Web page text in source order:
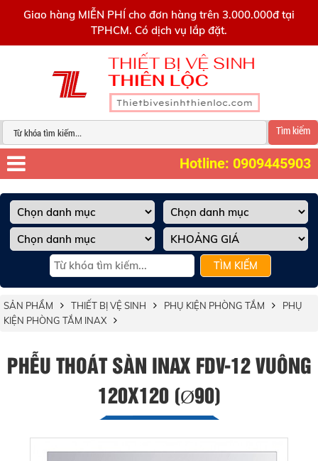
Giao hàng MIỄN PHÍ cho đơn hàng trên 3.000.000đ tại
TPHCM. Có dịch vụ lắp đặt.
Tìm kiếm
Hotline: 0909445903
TÌM KIẾM
SẢN PHẨM THIẾT BỊ VỆ SINH PHỤ KIỆN PHÒNG TẮM
PHỤ
KIỆN PHÒNG TẮM INAX
PHỄU THOÁT SÀN INAX FDV-12 VUÔNG
120X120 (Ø90)
0909445903